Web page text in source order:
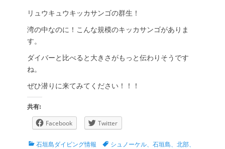
リュウキュウキッカサンゴの群生！
湾の中なのに！こんな規模のキッカサンゴがありま
す。
ダイバーと比べると大きさがもっと伝わりそうです
ね。
ぜひ潜りに来てみてください！！！
共有:
Facebook Twitter
カ 石垣島ダイビング情報
タ シュノーケル、石垣島、北部、